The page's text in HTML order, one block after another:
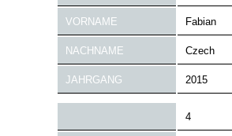
VORNAME
NACHNAME
JAHRGANG
Fabian
Czech
2015
4